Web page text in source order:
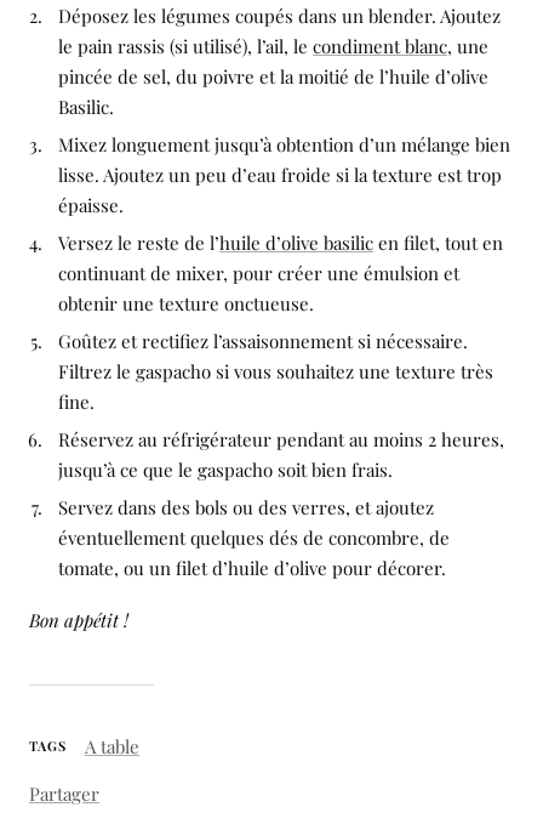
TAGS
A table
Partager
Déposez les légumes coupés dans un blender. Ajoutez
le pain rassis (si utilisé), l’ail, le condiment blanc, une
pincée de sel, du poivre et la moitié de l’huile d’olive
Basilic.
Mixez longuement jusqu’à obtention d’un mélange bien
lisse. Ajoutez un peu d’eau froide si la texture est trop
épaisse.
Versez le reste de l’huile d’olive basilic en filet, tout en
continuant de mixer, pour créer une émulsion et
obtenir une texture onctueuse.
Goûtez et rectifiez l’assaisonnement si nécessaire.
Filtrez le gaspacho si vous souhaitez une texture très
fine.
Réservez au réfrigérateur pendant au moins 2 heures,
jusqu’à ce que le gaspacho soit bien frais.
Servez dans des bols ou des verres, et ajoutez
éventuellement quelques dés de concombre, de
tomate, ou un filet d’huile d’olive pour décorer.
Bon appétit !